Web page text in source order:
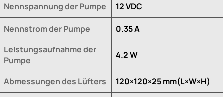
Nennspannung der Pumpe 12 VDC
Nennstrom der Pumpe
0.35 A
Leistungsaufnahme der
Pumpe
4.2 W
Abmessungen des Lüfters 120×120×25 mm(L×W×H)